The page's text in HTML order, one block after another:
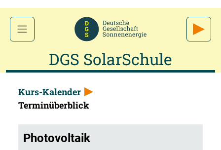
DGS SolarSchule
Kurs-Kalender
Terminüberblick
Photovoltaik